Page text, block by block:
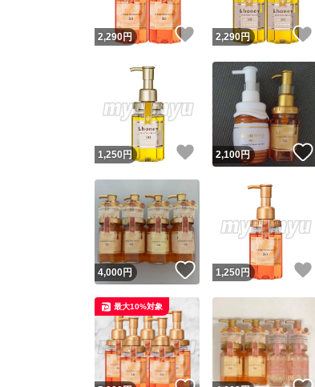
2,290円 いいね！
2,290円
1,250 円 いいね！
2,100円
4,000円 いいね！
1,250 円
最大10%対象